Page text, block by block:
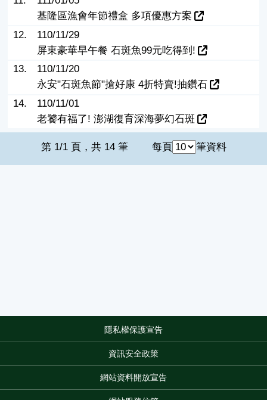
基隆區漁會年節禮盒 多項優惠方案
12.
110/11/29
屏東豪華早午餐 石斑魚99元吃得到!
13.
110/11/20
永安"石斑魚節"搶好康 4折特賣!抽鑽石
14.
110/11/01
老饕有福了! 澎湖復育深海夢幻石斑
第 1/1 頁，共 14 筆 每頁 筆資料
隱私權保護宣告
資訊安全政策
網站資料開放宣告